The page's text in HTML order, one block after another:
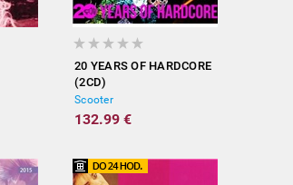
20 YEARS OF HARDCORE
(2CD)
Scooter
132.99 €